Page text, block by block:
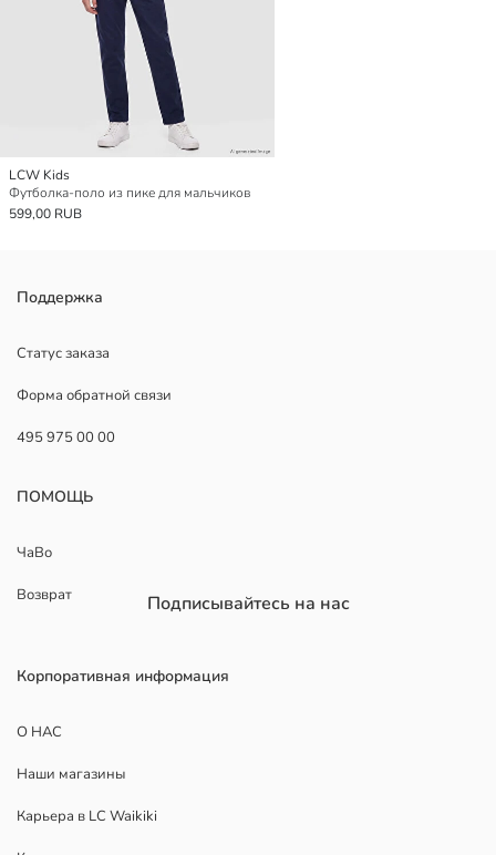
LCW Kids
Футболка-поло из пике для мальчиков
599,00 RUB
Поддержка
Статус заказа
Форма обратной связи
495 975 00 00
ПОМОЩЬ
ЧаВо
Возврат
Корпоративная информация
О НАС
Наши магазины
Карьера в LC Waikiki
Подписывайтесь на нас